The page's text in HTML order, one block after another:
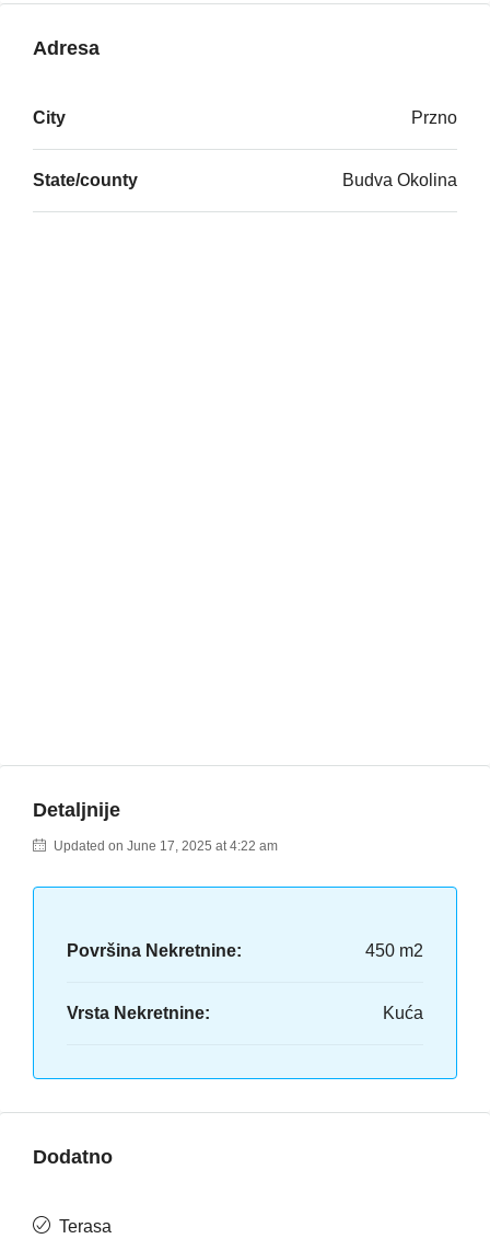
Adresa
City Przno
State/county Budva Okolina
Detaljnije
Updated on June 17, 2025 at 4:22 am
Površina Nekretnine: 450 m2
Vrsta Nekretnine: Kuća
Dodatno
Terasa